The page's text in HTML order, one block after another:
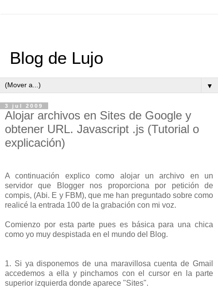
Blog de Lujo
▼
3 jul 2009
Alojar archivos en Sites de Google y
obtener URL. Javascript .js (Tutorial o
explicación)
A continuación explico como alojar un archivo en un
servidor que Blogger nos proporciona por petición de
compis, (Abi. E y FBM), que me han preguntado sobre como
realicé la entrada 100 de la grabación con mi voz.
Comienzo por esta parte pues es básica para una chica
como yo muy despistada en el mundo del Blog.
1. Si ya disponemos de una maravillosa cuenta de Gmail
accedemos a ella y pinchamos con el cursor en la parte
superior izquierda donde aparece "Sites".